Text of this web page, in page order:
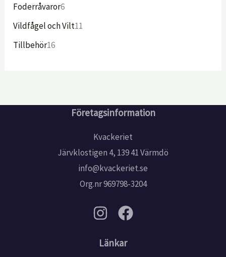
Foderråvaror6
Vildfågel och Vilt11
Tillbehör16
Företagsinformation
Kvackeriet
Järvklostigen 4, 139 41 Värmdö
info@kvackeriet.se
Org.nr 969798-3204
Länkar